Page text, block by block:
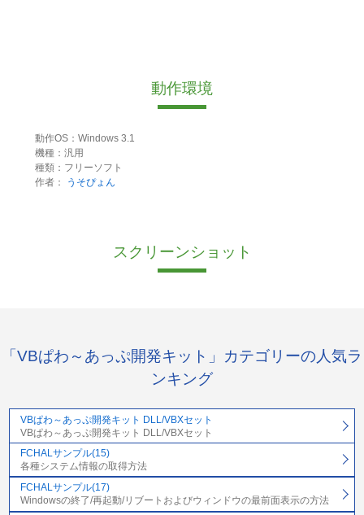
動作環境
動作OS：Windows 3.1
機種：汎用
種類：フリーソフト
作者：
うそぴょん
スクリーンショット
「VBぱわ～あっぷ開発キット」カテゴリーの人気ラ
ンキング
VBぱわ～あっぷ開発キット DLL/VBXセット
VBぱわ～あっぷ開発キット DLL/VBXセット
FCHALサンプル(15)
各種システム情報の取得方法
FCHALサンプル(17)
Windowsの終了/再起動/リブートおよびウィンドウの最前面表示の方法